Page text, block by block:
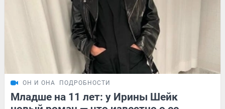
ОН И ОНА ПОДРОБНОСТИ
Младше на 11 лет: у Ирины Шейк